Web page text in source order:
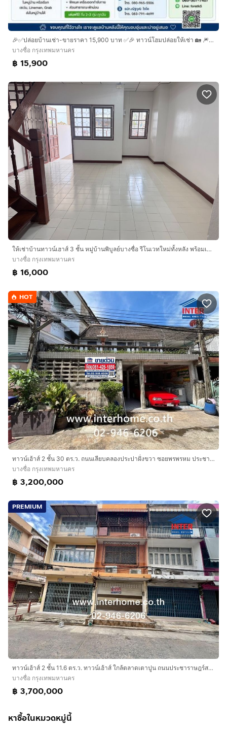
🎉✅️ปล่อยบ้านเช่า-ขายราคา 15,900 บาท ✅️🎉 ทาวน์โฮมปล่อยให้เช่า 🏡 🎆 เฟอร์นิเจอร์ครบ พร้อมเข้าอยู่ 🎆
บางซื่อ กรุงเทพมหานคร
฿ 15,900
ให้เช่าบ้านทาวน์เฮาส์ 3 ชั้น หมู่บ้านพิบูลย์บางซื่อ รีโนเวทใหม่ทั้งหลัง พร้อมเข้าอยู่ 4 ห้องนอน 3ห้องน้ำ พื้นที่ใช้สอยขนาดใหญ่ มีแอร์
บางซื่อ กรุงเทพมหานคร
฿ 16,000
HOT
ทาวน์เฮ้าส์ 2 ชั้น 30 ตร.ว. ถนนเลียบคลองประปาฝั่งขวา ซอยพรพรหม ประชาชื่น เขตบางซื่อ กรุงเทพมหานคร
บางซื่อ กรุงเทพมหานคร
฿ 3,200,000
PREMIUM
ทาวน์เฮ้าส์ 2 ชั้น 11.6 ตร.ว. ทาวน์เฮ้าส์ ใกล้ตลาดเตาปูน ถนนประชาราษฎร์สาย1 เขตบางซื่อ กรุงเทพมหานคร
บางซื่อ กรุงเทพมหานคร
฿ 3,700,000
หาซื้อในหมวดหมู่นี้